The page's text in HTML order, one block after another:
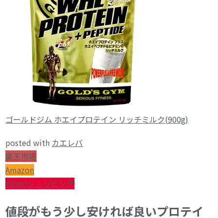
ゴールドジム ホエイプロテイン リッチミルク(900g)
posted with カエレバ
楽天市場
Amazon
Yahooショッピング
値段がもう少し安ければ良いプロテイ